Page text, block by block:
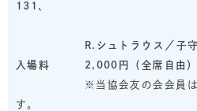
131
R.シュトラウス／ 子
入場料 2,000円（全席自由）
※当協会友の会会員は入場
す。